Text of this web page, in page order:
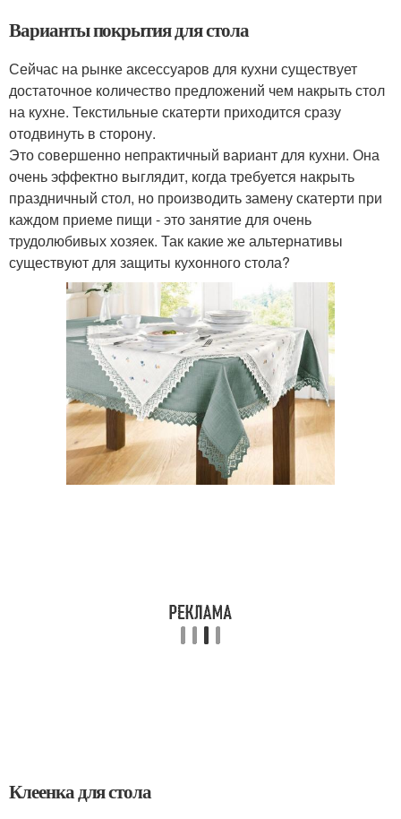
Варианты покрытия для стола
Сейчас на рынке аксессуаров для кухни существует
достаточное количество предложений чем накрыть стол
на кухне. Текстильные скатерти приходится сразу
отодвинуть в сторону.
Это совершенно непрактичный вариант для кухни. Она
очень эффектно выглядит, когда требуется накрыть
праздничный стол, но производить замену скатерти при
каждом приеме пищи - это занятие для очень
трудолюбивых хозяек. Так какие же альтернативы
существуют для защиты кухонного стола?
Клеенка для стола